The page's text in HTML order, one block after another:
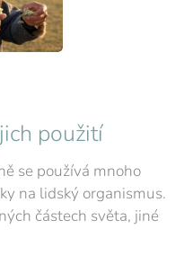
použití
se používá mnoho
na lidský organismus.
částech světa, jiné